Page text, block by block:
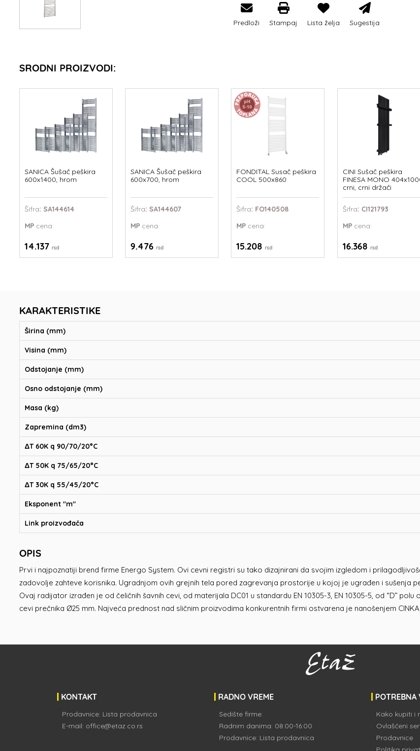
Predloži Stampaj Lista želja Sugestija
SRODNI PROIZVODI:
SANICA Šušač peškira
600x1400, hrom
Šifra: SA144614
MP cena:
14.137 rsd
SANICA Šušač peškira
600x700, hrom
Šifra: SA144607
MP cena:
9.476rsd
FONDITAL Susač peškira
COOL 500x860
Šifra: FO140508
MP cena:
15.208rsd
CINI Sušač peškira
FINESA MONO
crni, crni držači
Šifra: CI121793
MPcena:
16.368 rsd
KARAKTERISTIKE
Širina (mm)
Visina (mm)
Odstojanje (mm)
Osno odstojanje (mm)
Masa (kg)
Zapremina (dm3)
ΔT 60K q 90/70/20°C
ΔT 50K q 75/65/20°C
ΔT 30K q 55/45/20°C
Eksponent "m"
Link proizvođača
OPIS
Prvi i najpoznatiji brend firme Energo System. Ovi cevni registri su tako dizajnirani da svojim izgledom i
zadovolje zahteve korisnika. Ugradnjom ovih grejnih tela pored zagrevanja prostorije u kojoj je ugrađen i sušenja
Ovaj radijator izrađen je od čeličnih šavnih cevi, od materijala DC01 u standardu EN 10305-3, EN 10305-5, od “D”
cevi prečnika Ø25 mm. Najveća prednost nad sličnim proizvodima konkurentnih firmi ostvarena je nanošenjem
KONTAKT
Prodavnice: Lista prodavnica
E-mail: office@etaz.co.rs
RADNO VREME
Sedište firme:
Radnim danima: 08:00-16:00
Prodavnice: Lista prodavnica
POTREBNA
Kako kupiti i
Ovlašćeni
Prodavnice